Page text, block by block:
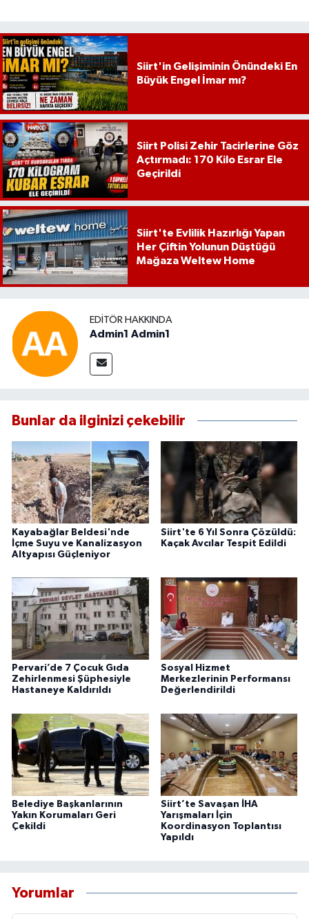
Siirt'in Gelişiminin Önündeki En
Büyük Engel İmar mı?
Siirt Polisi Zehir Tacirlerine Göz
Açtırmadı: 170 Kilo Esrar Ele
Geçirildi
Siirt'te Evlilik Hazırlığı Yapan
Her Çiftin Yolunun Düştüğü
Mağaza Weltew Home
EDITÖR HAKKINDA
Admin1 Admin1
Bunlar da ilginizi çekebilir
Kayabağlar Beldesi'nde
İçme Suyu ve Kanalizasyon
Altyapısı Güçleniyor
Siirt'te 6 Yıl Sonra Çözüldü:
Kaçak Avcılar Tespit Edildi
Pervari’de 7 Çocuk Gıda
Zehirlenmesi Şüphesiyle
Hastaneye Kaldırıldı
Sosyal Hizmet
Merkezlerinin Performansı
Değerlendirildi
Belediye Başkanlarının
Yakın Korumaları Geri
Çekildi
Siirt’te Savaşan İHA
Yarışmaları İçin
Koordinasyon Toplantısı
Yapıldı
Yorumlar